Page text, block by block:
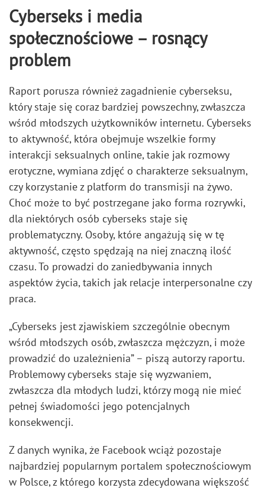
Cyberseks i media
społecznościowe – rosnący
problem
Raport porusza również zagadnienie cyberseksu,
który staje się coraz bardziej powszechny, zwłaszcza
wśród młodszych użytkowników internetu. Cyberseks
to aktywność, która obejmuje wszelkie formy
interakcji seksualnych online, takie jak rozmowy
erotyczne, wymiana zdjęć o charakterze seksualnym,
czy korzystanie z platform do transmisji na żywo.
Choć może to być postrzegane jako forma rozrywki,
dla niektórych osób cyberseks staje się
problematyczny. Osoby, które angażują się w tę
aktywność, często spędzają na niej znaczną ilość
czasu. To prowadzi do zaniedbywania innych
aspektów życia, takich jak relacje interpersonalne czy
praca.
„Cyberseks jest zjawiskiem szczególnie obecnym
wśród młodszych osób, zwłaszcza mężczyzn, i może
prowadzić do uzależnienia” – piszą autorzy raportu.
Problemowy cyberseks staje się wyzwaniem,
zwłaszcza dla młodych ludzi, którzy mogą nie mieć
pełnej świadomości jego potencjalnych
konsekwencji.
Z danych wynika, że Facebook wciąż pozostaje
najbardziej popularnym portalem społecznościowym
w Polsce, z którego korzysta zdecydowana większość